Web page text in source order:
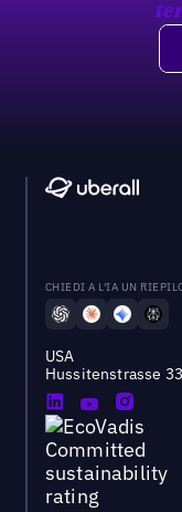
CHIEDI A L'IA UN
USA
Hussitenstrasse